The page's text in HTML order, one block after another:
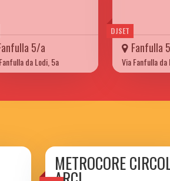
5/a
da Lodi, 5a
DJSET
Fanfulla
Via Fanfulla da
METROCORE